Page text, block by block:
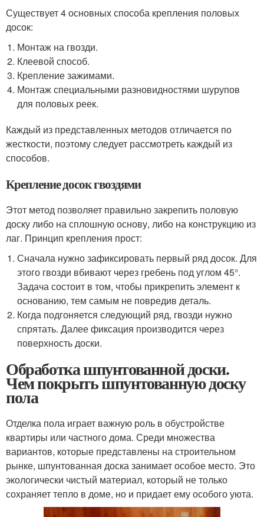
Существует 4 основных способа крепления половых
досок:
Монтаж на гвозди.
Клеевой способ.
Крепление зажимами.
Монтаж специальными разновидностями шурупов
для половых реек.
Каждый из представленных методов отличается по
жесткости, поэтому следует рассмотреть каждый из
способов.
Крепление досок гвоздями
Этот метод позволяет правильно закрепить половую
доску либо на сплошную основу, либо на конструкцию из
лаг. Принцип крепления прост:
Сначала нужно зафиксировать первый ряд досок. Для
этого гвозди вбивают через гребень под углом 45°.
Задача состоит в том, чтобы прикрепить элемент к
основанию, тем самым не повредив деталь.
Когда подгоняется следующий ряд, гвозди нужно
спрятать. Далее фиксация производится через
поверхность доски.
Обработка шпунтованной доски.
Чем покрыть шпунтованную доску
пола
Отделка пола играет важную роль в обустройстве
квартиры или частного дома. Среди множества
вариантов, которые представлены на строительном
рынке, шпунтованная доска занимает особое место. Это
экологически чистый материал, который не только
сохраняет тепло в доме, но и придает ему особого уюта.